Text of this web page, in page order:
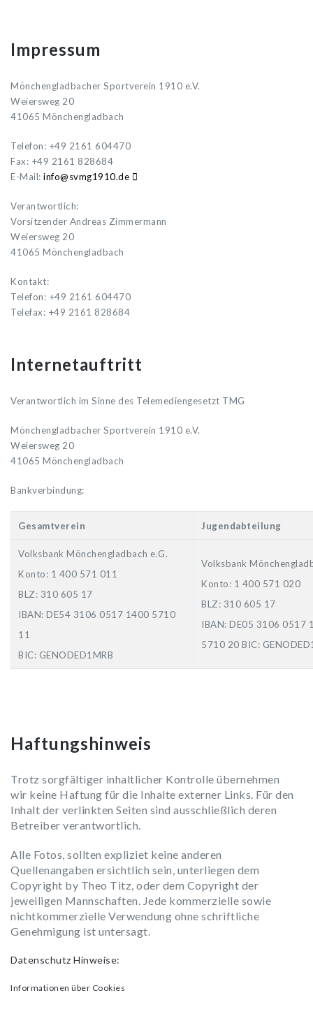
Impressum
Mönchengladbacher Sportverein 1910 e.V.
Weiersweg 20
41065 Mönchengladbach
Telefon: +49 2161 604470
Fax: +49 2161 828684
E-Mail:
ed.01
91gmv
s@ofn
i
Verantwortlich:
Vorsitzender Andreas Zimmermann
Weiersweg 20
41065 Mönchengladbach
Kontakt:
Telefon: +49 2161 604470
Telefax: +49 2161 828684
Internetauftritt
Verantwortlich im Sinne des Telemediengesetzt TMG
Mönchengladbacher Sportverein 1910 e.V.
Weiersweg 20
41065 Mönchengladbach
Bankverbindung:
Gesamtverein Jugendabteilung
Volksbank Mönchengladbach e.G.
Konto: 1 400 571 011
BLZ: 310 605 17
IBAN: DE54 3106 0517 1400 5710
11
BIC: GENODED1MRB
Volksbank
Konto: 1 400 571 020
BLZ: 310 605 17
IBAN: DE05 3106 0517
5710 20 BIC:
Haftungshinweis
Trotz sorgfältiger inhaltlicher Kontrolle übernehmen
wir keine Haftung für die Inhalte externer Links. Für den
Inhalt der verlinkten Seiten sind ausschließlich deren
Betreiber verantwortlich.
Alle Fotos, sollten expliziet keine anderen
Quellenangaben ersichtlich sein, unterliegen dem
Copyright by Theo Titz, oder dem Copyright der
jeweiligen Mannschaften. Jede kommerzielle sowie
nichtkommerzielle Verwendung ohne schriftliche
Genehmigung ist untersagt.
Datenschutz Hinweise:
Informationen über Cookies